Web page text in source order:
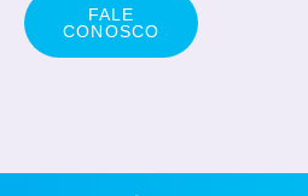
FALE
CONOSCO